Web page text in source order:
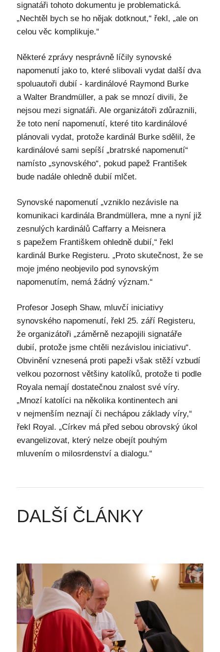
signatáři tohoto dokumentu je problematická.
„Nechtěl bych se ho nějak dotknout,“ řekl, „ale on
celou věc komplikuje.“
Některé zprávy nesprávně líčily synovské
napomenutí jako to, které slibovali vydat další dva
spoluautoři dubií - kardinálové Raymond Burke
a Walter Brandmüller, a pak se mnozí divili, že
nejsou mezi signatáři. Ale organizátoři zdůraznili,
že toto není napomenutí, které tito kardinálové
plánovali vydat, protože kardinál Burke sdělil, že
kardinálové sami sepíší „bratrské napomenutí“
namísto „synovského“, pokud papež František
bude nadále ohledně dubií mlčet.
Synovské napomenutí „vzniklo nezávisle na
komunikaci kardinála Brandmüllera, mne a nyní již
zesnulých kardinálů Caffarry a Meisnera
s papežem Františkem ohledně dubií,“ řekl
kardinál Burke Registeru. „Proto skutečnost, že se
moje jméno neobjevilo pod synovským
napomenutím, nemá žádný význam.“
Profesor Joseph Shaw, mluvčí iniciativy
synovského napomenutí, řekl 25. září Registeru,
že organizátoři „záměrně nezapojili signatáře
dubií, protože jsme chtěli nezávislou iniciativu“.
Obvinění vznesená proti papeži však stěží vzbudí
velkou pozornost většiny katolíků, protože ti podle
Royala nemají dostatečnou znalost své víry.
„Mnozí katolíci na několika kontinentech ani
v nejmenším neznají či nechápou základy víry,“
řekl Royal. „Církev má před sebou obrovský úkol
evangelizovat, který nelze obejít pouhým
mluvením o milosrdenství a dialogu.“
DALŠÍ ČLÁNKY